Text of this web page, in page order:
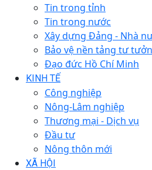
Tin trong tỉnh
Tin trong nước
Xây dựng Đảng - Nhà
Bảo vệ nền tảng tư
Đạo đức Hồ Chí Minh
KINH TẾ
Công nghiệp
Nông-Lâm nghiệp
Thương mại - Dịch vụ
Đầu tư
Nông thôn mới
XÃ HỘI